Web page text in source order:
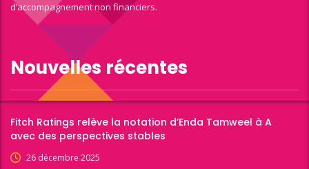
d’accompagnement non financiers.
Nouvelles récentes
Fitch Ratings relève la notation d’Enda Tamweel à A
avec des perspectives stables
26 décembre 2025